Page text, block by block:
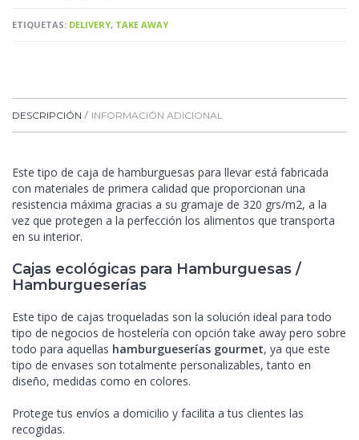
ETIQUETAS: DELIVERY, TAKE AWAY
DESCRIPCIÓN INFORMACIÓN ADICIONAL
Este tipo de caja de hamburguesas para llevar está fabricada
con materiales de primera calidad que proporcionan una
resistencia máxima gracias a su gramaje de 320 grs/m2, a la
vez que protegen a la perfección los alimentos que transporta
en su interior.
Cajas ecológicas para Hamburguesas /
Hamburgueserías
Este tipo de cajas troqueladas son la solución ideal para todo
tipo de negocios de hostelería con opción take away pero sobre
todo para aquellas hamburgueserías gourmet, ya que este
tipo de envases son totalmente personalizables, tanto en
diseño, medidas como en colores.
Protege tus envíos a domicilio y facilita a tus clientes las
recogidas.